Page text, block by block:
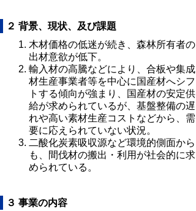
２ 背景、現状、及び課題
木材価格の低迷が続き、森林所有者の
出材意欲が低下。
輸入材の高騰などにより、合板や集成
材生産事業者等を中心に国産材へシフ
トする傾向が強まり、国産材の安定供
給が求められているが、基盤整備の遅
れや高い素材生産コストなどから、需
要に応えられていない状況。
二酸化炭素吸収源など環境的側面から
も、間伐材の搬出・利用が社会的に求
められている。
３ 事業の内容